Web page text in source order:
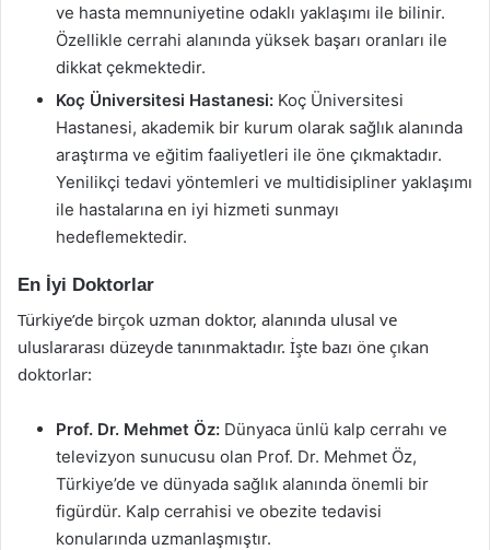
ve hasta memnuniyetine odaklı yaklaşımı ile bilinir.
Özellikle cerrahi alanında yüksek başarı oranları ile
dikkat çekmektedir.
Koç Üniversitesi Hastanesi: Koç Üniversitesi
Hastanesi, akademik bir kurum olarak sağlık alanında
araştırma ve eğitim faaliyetleri ile öne çıkmaktadır.
Yenilikçi tedavi yöntemleri ve multidisipliner yaklaşımı
ile hastalarına en iyi hizmeti sunmayı
hedeflemektedir.
En İyi Doktorlar
Türkiye’de birçok uzman doktor, alanında ulusal ve
uluslararası düzeyde tanınmaktadır. İşte bazı öne çıkan
doktorlar:
Prof. Dr. Mehmet Öz: Dünyaca ünlü kalp cerrahı ve
televizyon sunucusu olan Prof. Dr. Mehmet Öz,
Türkiye’de ve dünyada sağlık alanında önemli bir
figürdür. Kalp cerrahisi ve obezite tedavisi
konularında uzmanlaşmıştır.